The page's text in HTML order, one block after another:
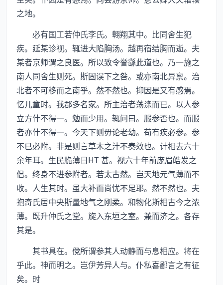
之地。
必有国工若仲氏李氏。翱翔其中。比同舍生犯
疾。延某诊视。辄进大陷胸汤。越再宿结胸而逝。夫
某者京师谓之良医。所以致令誉繇此道也。乃一施之
南人同舍生则死。斯固误下之咎。或亦南北异禀。治
北者不可移而之南乎。然不然也。抑因是又有感焉。
忆儿童时。我郡多名家。所主治者荡涤而已。以人参
立方什不得一。勉而少用。辄问曰。服参否也。而服
者亦什不得一。今天下则毋论老幼。苟有疾必参。参
不已必附。非是则言草木之汁不奏效也。计相去六十
余年耳。生民脆薄日HT 甚。视六十年前庞眉皓发之
侣。终身不进参附者。若太古然。岂天地元气薄而不
收。人生其时。虽大补而尚忧不足耶。然不然也。夫
抱奇氏居中央斯量地气之刚柔。和物化斯相古今之浓
薄。既升仲氏之堂。旋入东垣之室。兼而济之。各存
其是。
其书具在。傥所谓参其人动静而与息相应。将在
乎此。神而明之。岂伊芳异人与。仆私喜鄙言之有征
矣。时